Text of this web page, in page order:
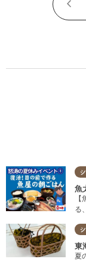
魚
る
東
夏